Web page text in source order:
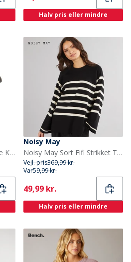
Halv pris eller mindre
Bench Sort Karlie Strikkede Kjole Sort Melange
Noisy May
Noisy May Sort Fifi Strikket Trøje Sort
Vejl. pris369,99 kr.
Var59,99 kr.
Current
49,99 kr.
Halv pris eller mindre